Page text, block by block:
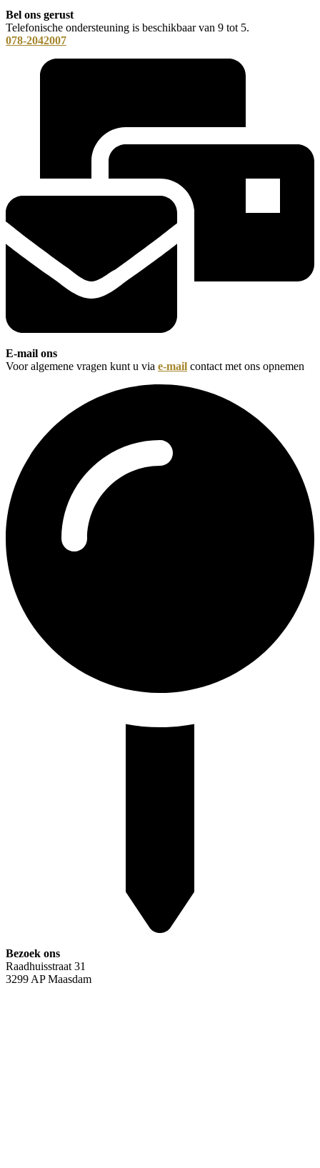
Bel ons gerust
Telefonische ondersteuning is beschikbaar van 9 tot 5.
078-2042007
E-mail ons
Voor algemene vragen kunt u via e-mail contact met ons opnemen
Bezoek ons
Raadhuisstraat 31
3299 AP Maasdam